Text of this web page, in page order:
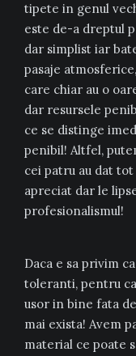
tipete in genul
este de-a dreptul
dar simplist iar
pasaje
care chiar au o
dar resursele
ce se distinge
penibil! Altfel,
cei patru au dat
apreciat dar le
profesionalismul!
Daca e sa privim
toleranti, pentru
usor in bine fata
mai exista! Avem
material ce poate